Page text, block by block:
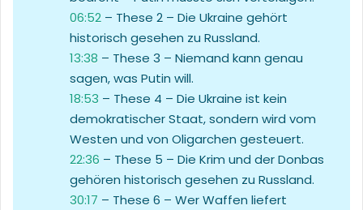
06:52 – These 2 – Die Ukraine gehört
historisch gesehen zu Russland.
13:38 – These 3 – Niemand kann genau
sagen, was Putin will.
18:53 – These 4 – Die Ukraine ist kein
demokratischer Staat, sondern wird vom
Westen und von Oligarchen gesteuert.
22:36 – These 5 – Die Krim und der Donbas
gehören historisch gesehen zu Russland.
30:17 – These 6 – Wer Waffen liefert